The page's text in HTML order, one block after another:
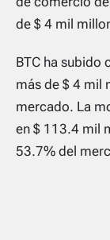
de $ 4 mil
BTC ha subido
más de $ 4 mil
mercado. La
en $ 113.4 mil
53.7% del